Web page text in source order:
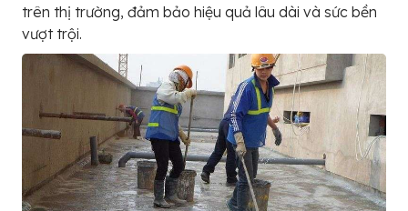
trên thị trường, đảm bảo hiệu quả lâu dài và sức bền
vượt trội.